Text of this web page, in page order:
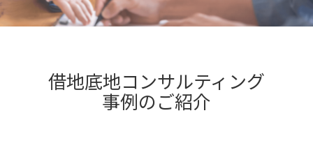
借地底地コンサルティング
事例のご紹介